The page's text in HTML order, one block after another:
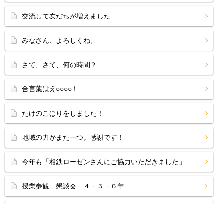
交流して友だちが増えました
みなさん、よろしくね。
さて、さて、何の時間？
合言葉はえ○○○○！
たけのこほりをしました！
地域の力がまた一つ。感謝です！
今年も「相鉄ローゼンさんにご協力いただきました」
授業参観 懇談会 ４・５・６年